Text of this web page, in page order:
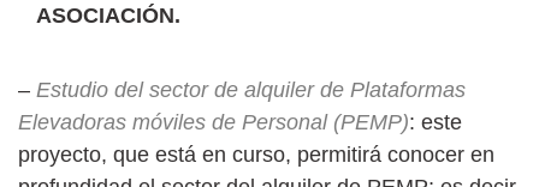
ASOCIACIÓN.
– Estudio del sector de alquiler de Plataformas
Elevadoras móviles de Personal (PEMP): este
proyecto, que está en curso, permitirá conocer en